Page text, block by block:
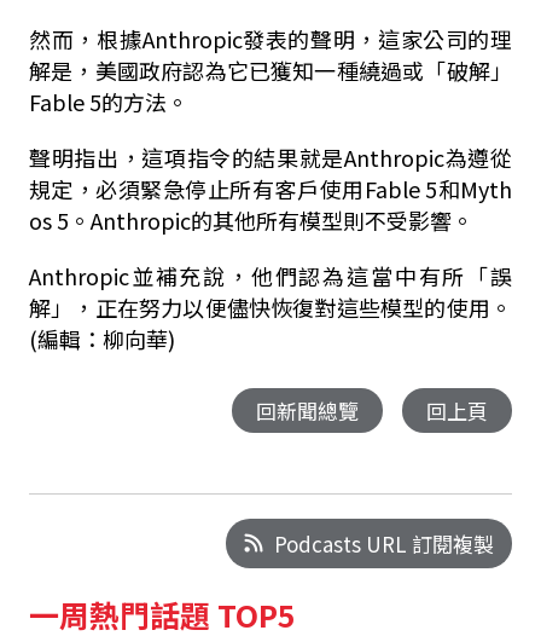
然而，⁠根據Anthropic發表的聲明，這家公司的理
解是，美國政府認為它已獲知一種繞過或「破解」
Fable 5的方法。
聲明指出，這項指令的結果就是Anthropic為遵從
規定，必須緊急停止所有客戶使用Fable 5和Myth
os 5。Anthropic的其他所有模型則不受影響。
Anthropic並補充說，他們認為這當中有所「誤
解」，正在努力以便儘快恢復對這些模型的使用。
(編輯：柳向華)
回新聞總覽 回上頁
Podcasts URL 訂閱複製
一周熱門話題 TOP5